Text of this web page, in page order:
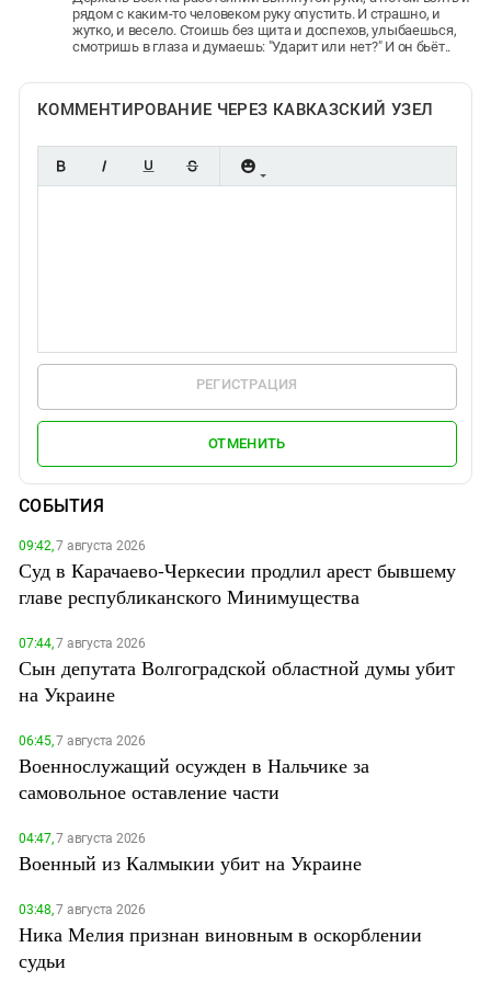
рядом с каким-то человеком руку опустить. И страшно, и
жутко, и весело. Стоишь без щита и доспехов, улыбаешься,
смотришь в глаза и думаешь: "Ударит или нет?" И он бьёт..
КОММЕНТИРОВАНИЕ ЧЕРЕЗ КАВКАЗСКИЙ УЗЕЛ
РЕГИСТРАЦИЯ
ОТМЕНИТЬ
СОБЫТИЯ
09:42,7 августа 2026
Суд в Карачаево-Черкесии продлил арест бывшему
главе республиканского Минимущества
07:44,7 августа 2026
Сын депутата Волгоградской областной думы убит
на Украине
06:45,7 августа 2026
Военнослужащий осужден в Нальчике за
самовольное оставление части
04:47,7 августа 2026
Военный из Калмыкии убит на Украине
03:48,7 августа 2026
Ника Мелия признан виновным в оскорблении
судьи